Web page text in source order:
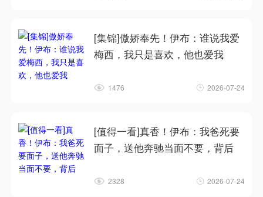
[集锦]傲娇奉先！伊布：谁说我爱
梅西，我只是喜欢，他也爱我
1476 2026-07-24
[值得一看]真香！伊布：我爸死要
面子，送他奔驰当面不要，背后
2328 2026-07-24